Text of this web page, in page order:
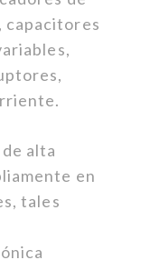
capacitores
alta
en
tales